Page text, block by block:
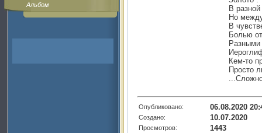
Альбом
В
Но
В
Болью
Кем-то
Просто
Опубликовано: 06.08.2020
Создано: 10.07.2020
Просмотров: 1443